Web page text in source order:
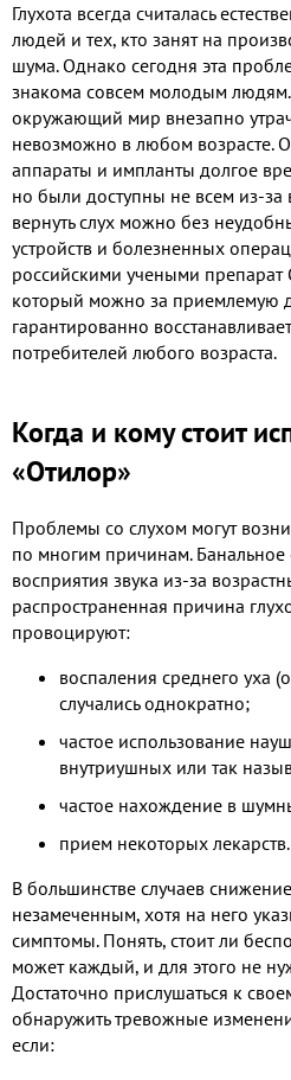
Глухота всегда считалась
людей и тех, кто занят на
шума. Однако сегодня эта
знакома совсем молодым людям.
окружающий мир внезапно
невозможно в любом возрасте.
аппараты и импланты долгое
но были доступны не всем из-за
вернуть слух можно без
устройств и болезненных
российскими учеными препарат
который можно за приемлемую
гарантированно
потребителей любого возраста.
Когда и кому стоит
«Отилор»
Проблемы со слухом могут
по многим причинам. Банальное
восприятия звука из-за
распространенная причина
провоцируют:
воспаления среднего уха
случались однократно;
частое использование
внутриушных или так
частое нахождение в
прием некоторых лекарств.
В большинстве случаев снижение
незамеченным, хотя на него
симптомы. Понять, стоит ли
может каждый, и для этого не
Достаточно прислушаться к
обнаружить тревожные
если: